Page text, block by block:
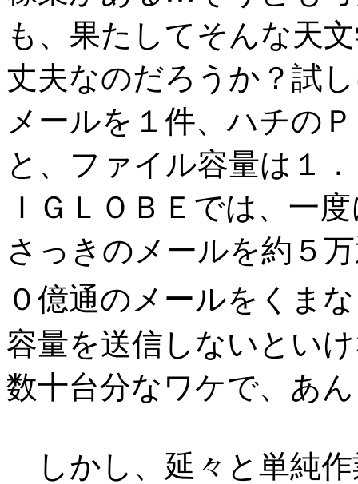
も、果たしてそんな天
丈夫なのだろうか？試
メールを１件、ハチの
と、ファイル容量は１
ＩＧＬＯＢＥでは、一
さっきのメールを約５
０億通のメールをくま
容量を送信しないとい
数十台分なワケで、あ
しかし、延々と単純